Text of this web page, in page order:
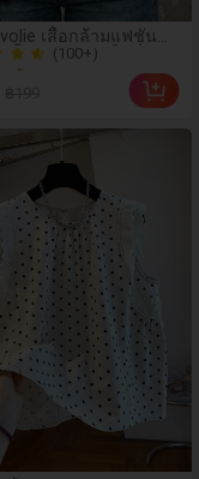
เสื้อกล้ามแฟชั่น
ตี้ทรงเข้ารูป เซ็กซี่ คอ
รป คอคาวล์ จับย่น แต่ง
ม้ ดีไซน์ต่อผ้า เปิดหลัง
(100+)
แล้ว
ล้ว